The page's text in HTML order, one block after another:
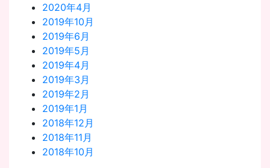
2020年4月
2019年10月
2019年6月
2019年5月
2019年4月
2019年3月
2019年2月
2019年1月
2018年12月
2018年11月
2018年10月